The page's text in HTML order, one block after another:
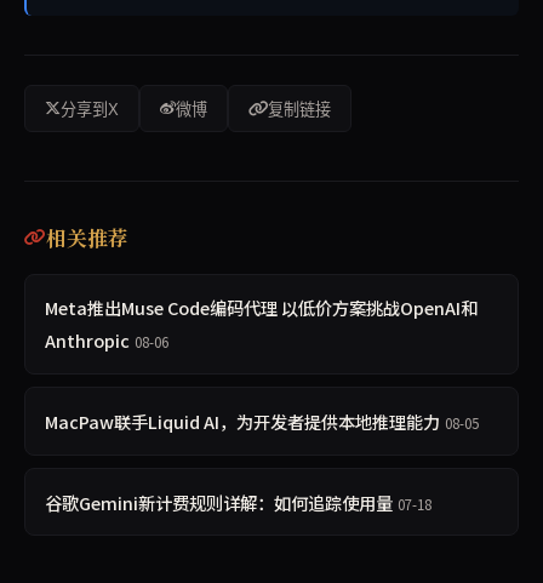
分享到X 微博 复制链接
相关推荐
Meta推出Muse Code编码代理 以低价方案挑战OpenAI和
Anthropic 08-06
MacPaw联手Liquid AI，为开发者提供本地推理能力 08-05
谷歌Gemini新计费规则详解：如何追踪使用量 07-18